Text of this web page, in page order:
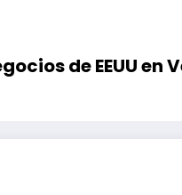
de EEUU en